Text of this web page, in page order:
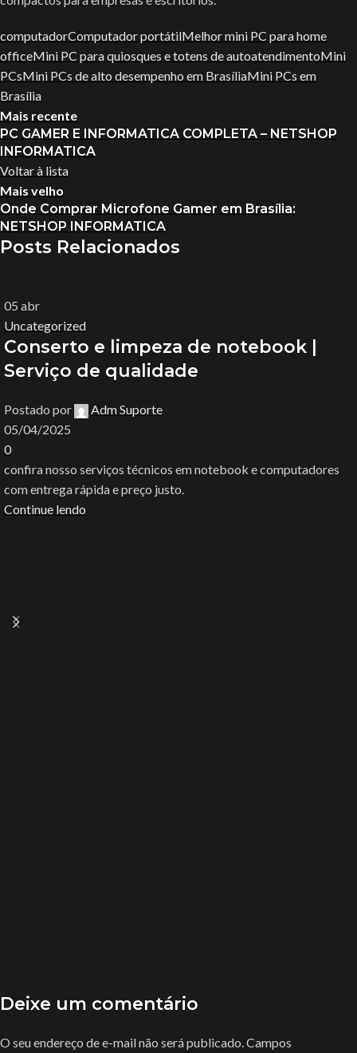
computadorComputador portátilMelhor mini PC para home
officeMini PC para quiosques e totens de autoatendimentoMini
PCsMini PCs de alto desempenho em BrasíliaMini PCs em
Brasília
Mais recente
PC GAMER E INFORMATICA COMPLETA – NETSHOP
INFORMATICA
Voltar à lista
Mais velho
Onde Comprar Microfone Gamer em Brasília:
NETSHOP INFORMATICA
Posts Relacionados
05 abr
Uncategorized
Conserto e limpeza de notebook |
Serviço de qualidade
Postado por
Adm Suporte
05/04/2025
0
confira nosso serviços técnicos em notebook e computadores
com entrega rápida e preço justo.
Continue lendo
Deixe um comentário
O seu endereço de e-mail não será publicado.Campos